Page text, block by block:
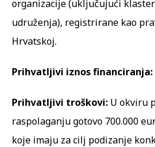
organizacije (uključujući
udruženja), registrirane kao
Hrvatskoj.
Prihvatljivi iznos financiranja:
Prihvatljivi troškovi: U okviru
raspolaganju gotovo 700.000
koje imaju za cilj podizanje